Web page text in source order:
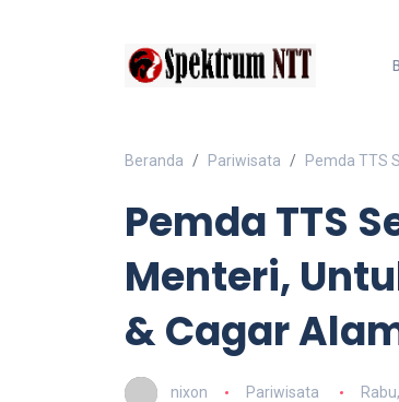
Beranda Pariwisata Pemda TTS
Pemda TTS
Menteri,
& Cagar
nixon Pariwisata